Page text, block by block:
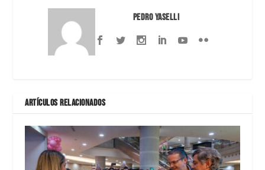
Pedro Yaselli
ARTÍCULOS RELACIONADOS